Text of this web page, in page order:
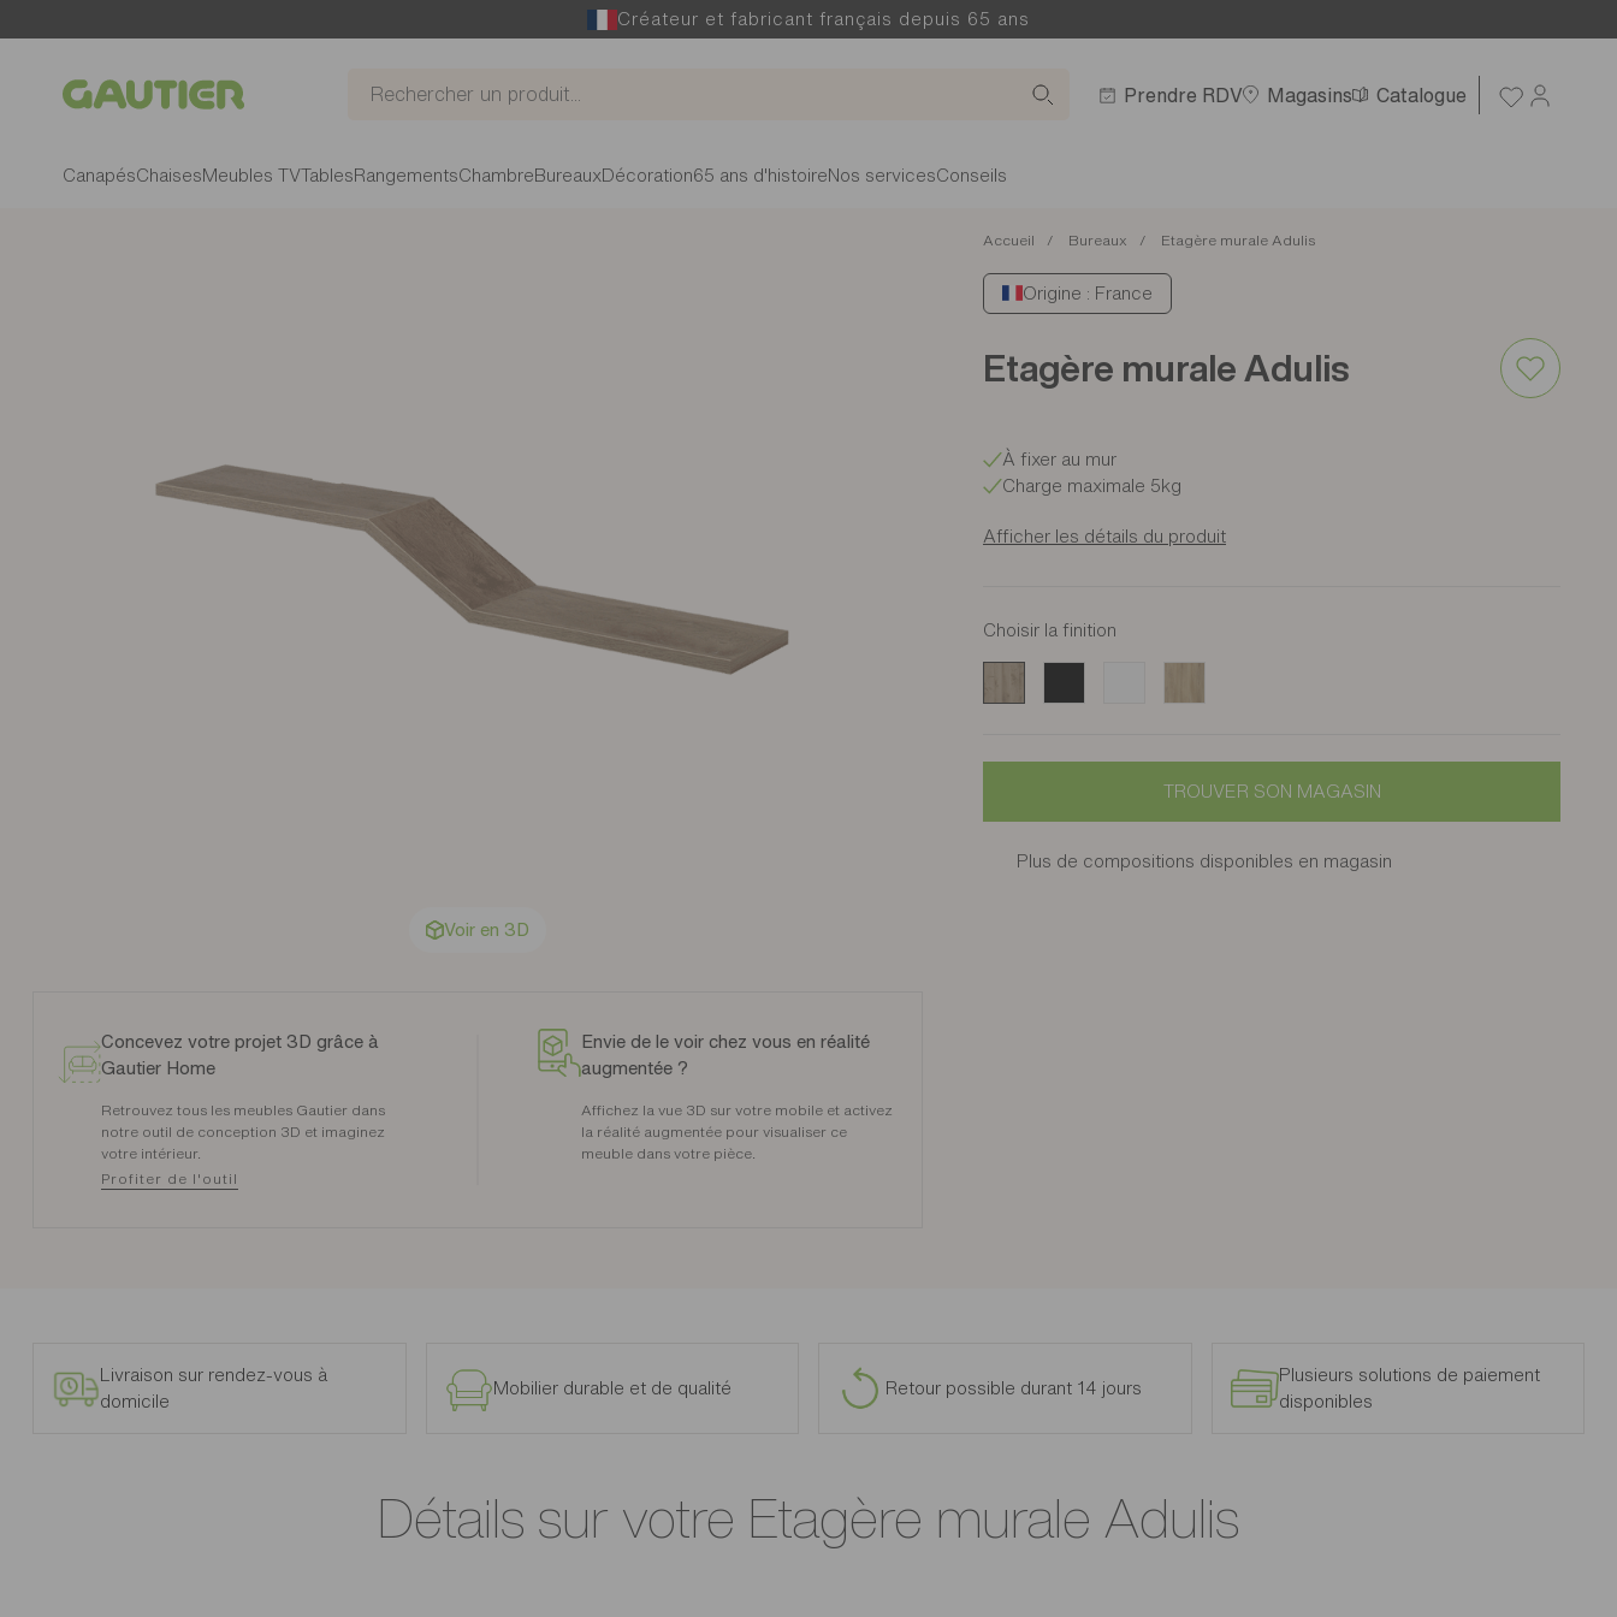
Créateur et fabricant français depuis 65 ans
Gautier Prendre RDV Magasins Catalogue
CanapésChaises Meubles TVTables RangementsChambre Bureaux Décoration65 ans d'histoire Nos servicesConseils
Voir en 3D
Concevez votre projet 3D grâce à
Gautier Home
Retrouvez tous les meubles Gautier dans
notre outil de conception 3D et imaginez
votre intérieur.
Profiter de l'outil
Envie de le voir chez vous en réalité
augmentée ?
Affichez la vue 3D sur votre mobile et activez
la réalité augmentée pour visualiser ce
meuble dans votre pièce.
Accueil Bureaux Etagère murale Adulis
Origine : France
Etagère murale Adulis
À fixer au mur
Charge maximale 5kg
Afficher les détails du produit
Choisir la finition
TROUVER SON MAGASIN
Plus de compositions disponibles en magasin
Livraison sur rendez-vous à
domicile
Mobilier durable et de qualité Retour possible durant 14 jours
Plusieurs solutions de paiement
disponibles
Détails sur votre Etagère murale Adulis